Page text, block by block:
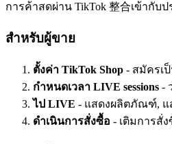
การค้าสดผ่าน TikTok 整合เข้ากับ
สำหรับผู้ขาย
ตั้งค่า TikTok Shop - สมัครเ
กำหนดเวลา LIVE sessions -
ไป LIVE - แสดงผลิตภัณฑ์,
ดำเนินการสั่งซื้อ - เติมการสั่